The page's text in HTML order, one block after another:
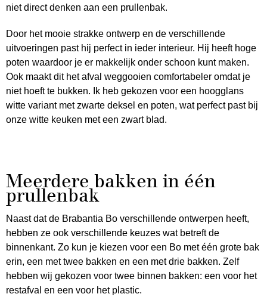
niet direct denken aan een prullenbak.
Door het mooie strakke ontwerp en de verschillende
uitvoeringen past hij perfect in ieder interieur. Hij heeft hoge
poten waardoor je er makkelijk onder schoon kunt maken.
Ook maakt dit het afval weggooien comfortabeler omdat je
niet hoeft te bukken. Ik heb gekozen voor een hoogglans
witte variant met zwarte deksel en poten, wat perfect past bij
onze witte keuken met een zwart blad.
Meerdere bakken in één
prullenbak
Naast dat de Brabantia Bo verschillende ontwerpen heeft,
hebben ze ook verschillende keuzes wat betreft de
binnenkant. Zo kun je kiezen voor een Bo met één grote bak
erin, een met twee bakken en een met drie bakken. Zelf
hebben wij gekozen voor twee binnen bakken: een voor het
restafval en een voor het plastic.